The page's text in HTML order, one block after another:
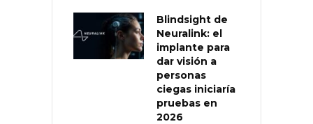
Blindsight de
Neuralink: el
implante para
dar visión a
personas
ciegas iniciaría
pruebas en
2026